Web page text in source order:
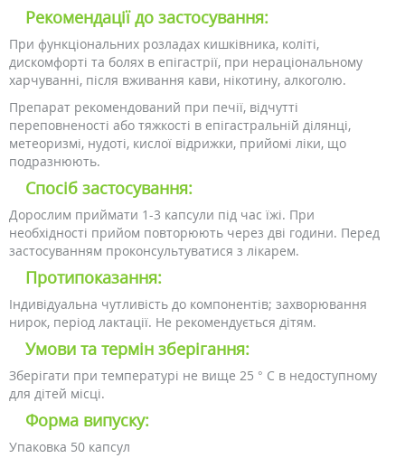
Рекомендації до застосування:
При функціональних розладах кишківника, коліті,
дискомфорті та болях в епігастрії, при нераціональному
харчуванні, після вживання кави, нікотину, алкоголю.
Препарат рекомендований при печії, відчутті
переповненості або тяжкості в епігастральній ділянці,
метеоризмі, нудоті, кислої відрижки, прийомі ліки, що
подразнюють.
Спосіб застосування:
Дорослим приймати 1-3 капсули під час їжі. При
необхідності прийом повторюють через дві години. Перед
застосуванням проконсультуватися з лікарем.
Протипоказання:
Індивідуальна чутливість до компонентів; захворювання
нирок, період лактації. Не рекомендується дітям.
Умови та термін зберігання:
Зберігати при температурі не вище 25 ° С в недоступному
для дітей місці.
Форма випуску:
Упаковка 50 капсул